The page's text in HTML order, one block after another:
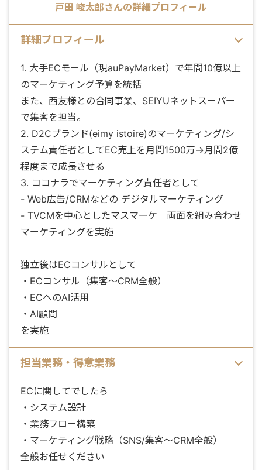
戸田 峻太郎さんの詳細プロフィール
詳細プロフィール
1. 大手ECモール（現auPayMarket）で年間10億以上
のマーケティング予算を統括
また、西友様との合同事業、SEIYUネットスーパー
で集客を担当。
2. D2Cブランド(eimy istoire)のマーケティング/シ
ステム責任者としてEC売上を月間1500万→月間2億
程度まで成長させる
3. ココナラでマーケティング責任者として
- Web広告/CRMなどの デジタルマーケティング
- TVCMを中心としたマスマーケ 両面を組み合わせ
マーケティングを実施
独立後はECコンサルとして
・ECコンサル（集客～CRM全般）
・ECへのAI活用
・AI顧問
を実施
担当業務・得意業務
ECに関してでしたら
・システム設計
・業務フロー構築
・マーケティング戦略（SNS/集客～CRM全般）
全般お任せください